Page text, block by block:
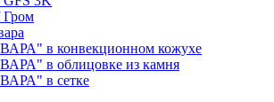
Гром
в конвекционном кожухе
в облицовке из камня
в сетке